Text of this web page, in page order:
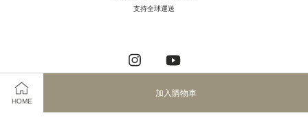
HOME
加入購物車
支持全球運送
Instagram